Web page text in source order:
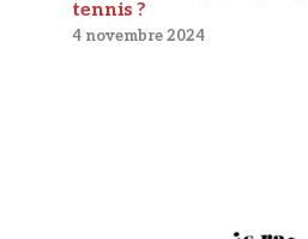
tennis ?
4 novembre 2024